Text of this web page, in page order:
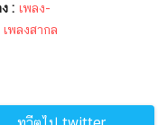
: เพลง-
เพลงสากล